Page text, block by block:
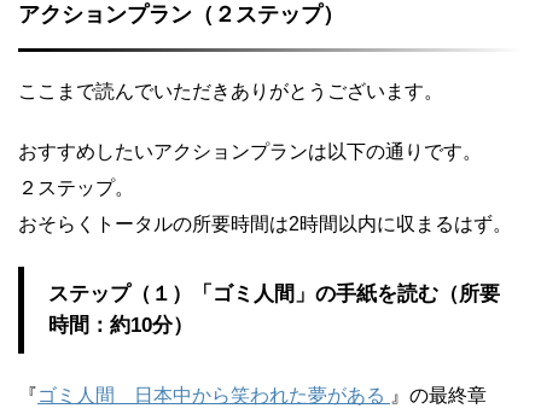
アクションプラン（２ステップ）
ここまで読んでいただきありがとうございます。
おすすめしたいアクションプランは以下の通りです。
２ステップ。
おそらくトータルの所要時間は2時間以内に収まるはず。
ステップ（１）「ゴミ人間」の手紙を読む（所要
時間：約10分）
『ゴミ人間 日本中から笑われた夢がある 』の最終章